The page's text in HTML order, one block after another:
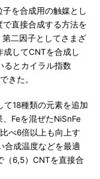
を合成用の触媒とし
直接合成する方法を
二因子としてさまざ
成してCNTを合成し
るとカイラル指数
きた。
18種類の元素を追加
Feを混ぜたNiSnFe
べ6倍以上も向上す
合成温度などを最適
（6,5）CNTを直接合